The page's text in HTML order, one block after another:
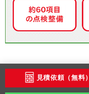
見積依頼（無料）